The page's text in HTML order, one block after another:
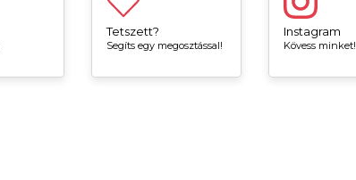
Tetszett?
Segíts egy megosztással!
Instagram
Kövess minket!